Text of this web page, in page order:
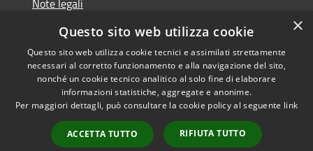
Note legali
Dichiarazione di accessibilità
Accessibilità
Copyright © 2026 • Comune di
Grottaglie • Powered by
Municipium•
Accesso
redazione
×
Questo sito web utilizza cookie
Questo sito web utilizza cookie tecnici e assimilati strettamente
necessari al corretto funzionamento e alla navigazione del sito,
nonché un cookie tecnico analitico al solo fine di elaborare
informazioni statistiche, aggregate e anonime.
Per maggiori dettagli, può consultare la cookie policy al seguente link
ACCETTA TUTTO RIFIUTA TUTTO